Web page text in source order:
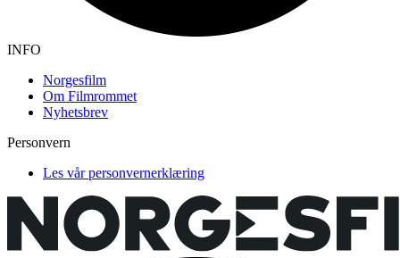
INFO
Norgesfilm
Om Filmrommet
Nyhetsbrev
Personvern
Les vår personvernerklæring